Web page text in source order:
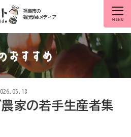
福島市の
観光Webメディア
家の若手生産者集